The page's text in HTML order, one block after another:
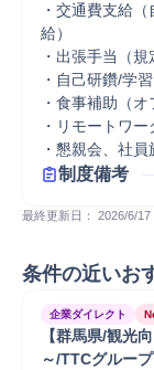
・交通費⽀給
給）
・出張⼿当（規
・⾃⼰研鑽/学
・⾷事補助（オ
・リモートワ
・懇親会、社
制度備考
最終更新日： 2026/6/17
条件の近いお
企業ダイレクト
【群馬県/観光
～/TTCグループ